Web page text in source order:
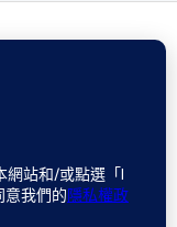
in sound.